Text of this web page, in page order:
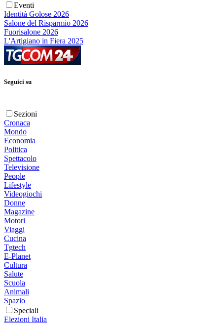
Eventi
Identità Golose 2026
Salone del Risparmio 2026
Fuorisalone 2026
L'Artigiano in Fiera 2025
Seguici su
Sezioni
Cronaca
Mondo
Economia
Politica
Spettacolo
Televisione
People
Lifestyle
Videogiochi
Donne
Magazine
Motori
Viaggi
Cucina
Tgtech
E-Planet
Cultura
Salute
Scuola
Animali
Spazio
Speciali
Elezioni Italia